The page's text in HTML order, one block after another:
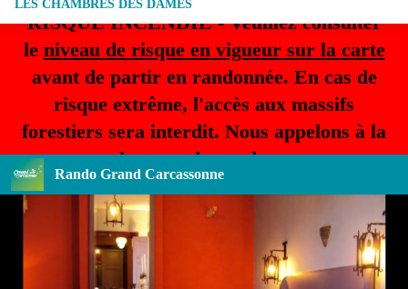
RISQUE INCENDIE - Veuillez consulter
le niveau de risque en vigueur sur la carte
avant de partir en randonnée. En cas de
risque extrême, l'accès aux massifs
forestiers sera interdit. Nous appelons à la
plus grande prudence.
Rando Grand Carcassonne
LES CHAMBRES DES DAMES